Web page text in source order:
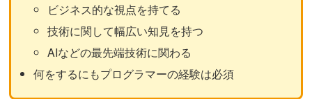
ビジネス的な視点を持てる
技術に関して幅広い知見を持つ
AIなどの最先端技術に関わる
何をするにもプログラマーの経験は必須